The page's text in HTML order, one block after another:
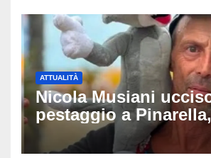
ATTUALITÀ
Nicola Musiani
pestaggio a
quattro giovani: la
dopo video,